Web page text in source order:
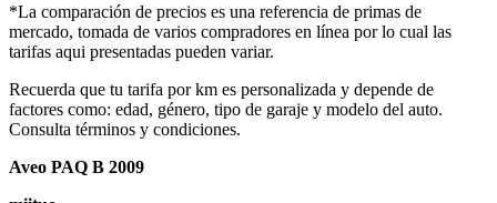
*La comparación de precios es una referencia de primas de
mercado, tomada de varios compradores en línea por lo cual las
tarifas aqui presentadas pueden variar.
Recuerda que tu tarifa por km es personalizada y depende de
factores como: edad, género, tipo de garaje y modelo del auto.
Consulta términos y condiciones.
Aveo PAQ B 2009